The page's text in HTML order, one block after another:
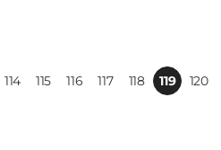
114 115 116 117 118 119 120